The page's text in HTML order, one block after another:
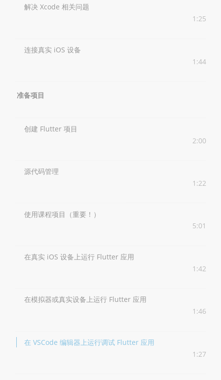
解决 Xcode 相关问题
1:25
连接真实 iOS 设备
1:44
准备项目
创建 Flutter 项目
2:00
源代码管理
1:22
使用课程项目（重要！）
5:01
在真实 iOS 设备上运行 Flutter 应用
1:42
在模拟器或真实设备上运行 Flutter 应用
1:46
在 VSCode 编辑器上运行调试 Flutter 应用
1:27